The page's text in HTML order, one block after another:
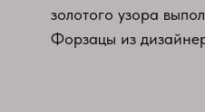
золотого узора
Форзацы из